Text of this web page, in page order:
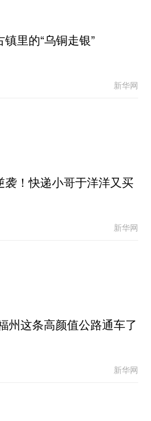
里的“乌铜走银”
新华网
袭！快递小哥于洋洋又买
新华网
州这条高颜值公路通车了
新华网